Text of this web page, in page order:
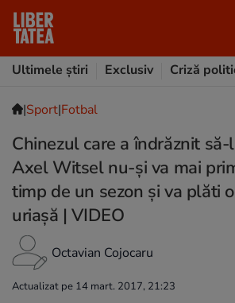
Ultimele știri
Exclusiv Criză
|Sport|Fotbal
Chinezul care a îndrăznit
Axel Witsel nu-și va mai
timp de un sezon și va plăti
uriașă | VIDEO
Octavian Cojocaru
Actualizat pe 14 mart. 2017, 21:23